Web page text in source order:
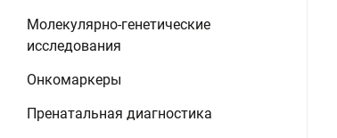
Молекулярно-генетические
исследования
Онкомаркеры
Пренатальная диагностика